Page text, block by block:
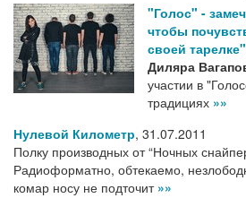
"Голос" -
чтобы
своей тарелке"
Диляра
участии в
традициях »»
Нулевой Километр, 31.07.2011
Полку производных от “Ночных
Радиоформатно, обтекаемо,
комар носу не подточит »»